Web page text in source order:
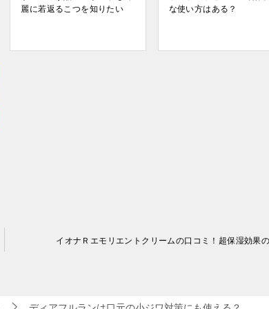
麗に若返るこつを知りたい
な使い方はある？
イオナＲエモリエントクリームの口コミ！超保湿効果